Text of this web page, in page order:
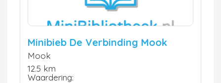
Minibieb De Verbinding Mook
Mook
12.5 km
Waardering: